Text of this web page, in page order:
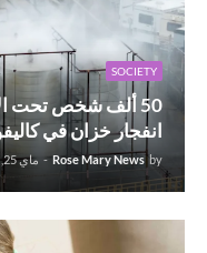
SOCIETY
50 ألف شخص تحت
انفجار خزان في
by
Rose Mary News
- ماي 25, 2026